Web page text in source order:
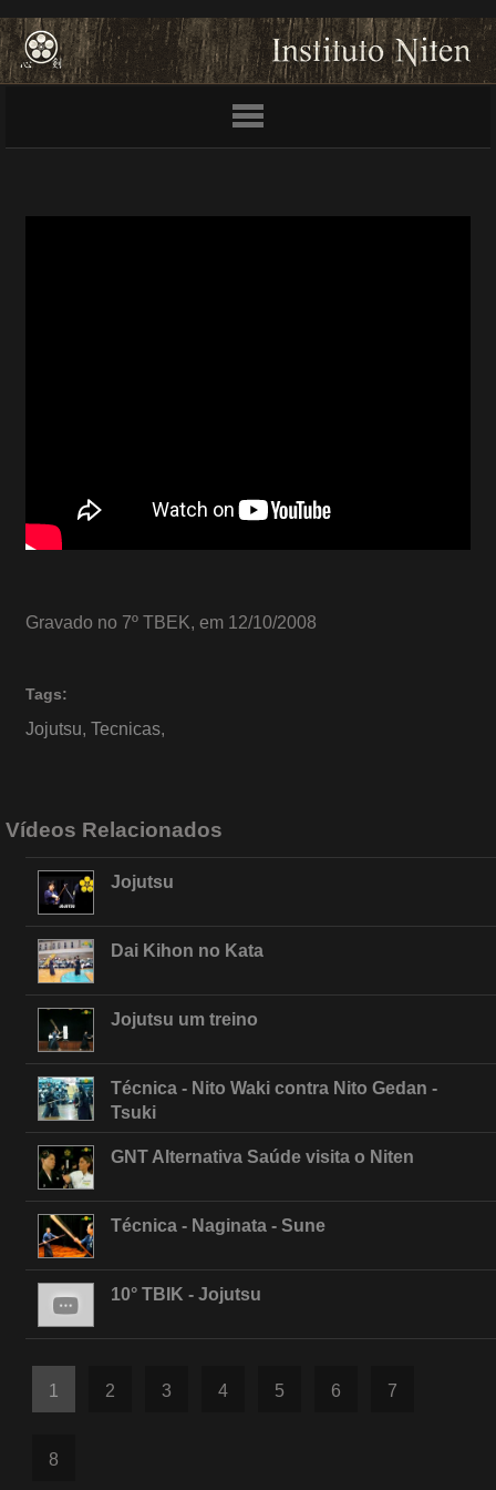
Gravado no 7º TBEK, em 12/10/2008
Tags:
Jojutsu, Tecnicas,
Vídeos Relacionados
Jojutsu
Dai Kihon no Kata
Jojutsu um treino
Técnica - Nito Waki contra Nito Gedan -
Tsuki
GNT Alternativa Saúde visita o Niten
Técnica - Naginata - Sune
10° TBIK - Jojutsu
1 2 3 4 5 6 7
8